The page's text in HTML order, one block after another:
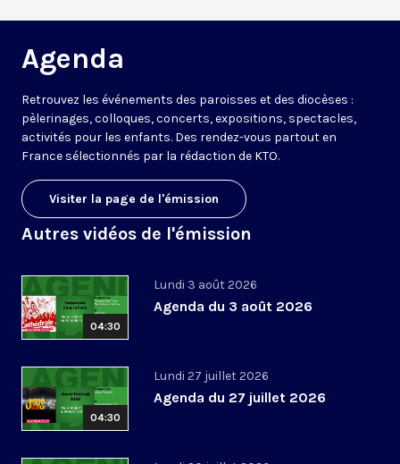
Agenda
Retrouvez les événements des paroisses et des diocèses :
pèlerinages, colloques, concerts, expositions, spectacles,
activités pour les enfants. Des rendez-vous partout en
France sélectionnés par la rédaction de KTO.
Visiter la page de l'émission
Autres vidéos de l'émission
04:30
Lundi 3 août 2026
Agenda du 3 août 2026
04:30
Lundi 27 juillet 2026
Agenda du 27 juillet 2026